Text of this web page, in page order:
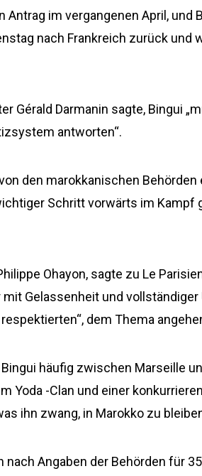
Antrag im vergangenen April,
nach Frankreich zurück und
Gérald Darmanin sagte, Bingui
antworten“.
den marokkanischen
Schritt vorwärts im Kampf
Ohayon, sagte zu Le
Gelassenheit und vollständiger
dem Thema
häufig zwischen Marseille
Yoda -Clan und einer
ihn zwang, in Marokko zu
nach Angaben der Behörden für